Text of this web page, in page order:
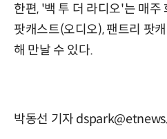
한편, '백 투 더 라디오'는 매주
팟캐스트(오디오), 팬트리 팟
해 만날 수 있다.
박동선 기자